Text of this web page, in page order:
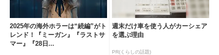
2025年の海外ホラーは“続編”がト
レンド！『ミーガン』『ラストサ
マー』『28日...
週末だけ車を使う人がカーシェア
を選ぶ理由
PR(くらしの話題)